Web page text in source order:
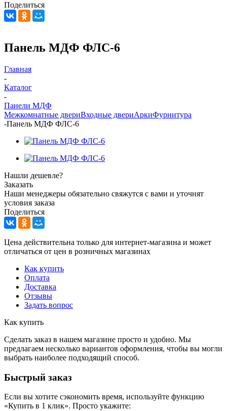
Поделиться
Панель МДФ ФЛС-6
Главная
-
Каталог
-
Панели МДФ
Межкомнатные двериВходные двериАркиФурнитура
-Панель МДФ ФЛС-6
Нашли дешевле?
Заказать
Наши менеджеры обязательно свяжутся с вами и уточнят
условия заказа
Поделиться
Цена действительна только для интернет-магазина и может
отличаться от цен в розничных магазинах
Как купить
Оплата
Доставка
Отзывы
Задать вопрос
Как купить
Сделать заказ в нашем магазине просто и удобно. Мы
предлагаем несколько вариантов оформления, чтобы вы могли
выбрать наиболее подходящий способ.
Быстрый заказ
Если вы хотите сэкономить время, используйте функцию
«Купить в 1 клик». Просто укажите: